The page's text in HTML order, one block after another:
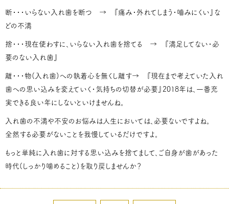
断・・・いらない入れ歯を断つ → 『痛み・外れてしまう・嚙みにくい』な
どの不満
捨・・・現在使わすに、いらない入れ歯を捨てる → 『満足してない・必
要のない入れ歯』
離・・・物(入れ歯)への執着心を無くし離す→ 『現在まで考えていた入れ
歯への思い込みを変えていく・気持ちの切替が必要』2018年は、一番充
実できる良い年にしないといけませんね。
入れ歯の不満や不安のお悩みは人生においては、必要ないですよね。
全然する必要がないことを我慢しているだけですよ。
もっと単純に入れ歯に対する思い込みを捨てまして、ご自身が歯があった
時代(しっかり噛めること)を取り戻しませんか？